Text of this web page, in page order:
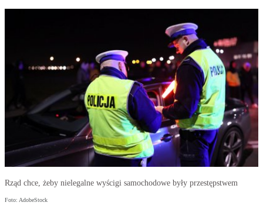
Rząd chce, żeby nielegalne wyścigi samochodowe były przestępstwem
Foto: AdobeStock